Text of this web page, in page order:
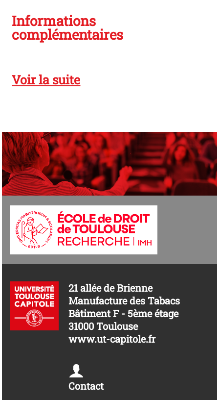
Informations
complémentaires
Voir la suite
21 allée de Brienne
Manufacture des Tabacs
Bâtiment F - 5ème étage
31000 Toulouse
www.ut-capitole.fr
Contact